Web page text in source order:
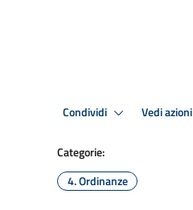
Condividi Vedi azioni
Categorie:
4. Ordinanze